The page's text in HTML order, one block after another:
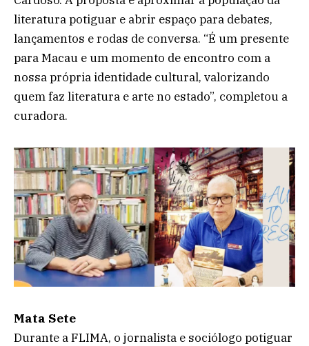
literatura potiguar e abrir espaço para debates,
lançamentos e rodas de conversa. “É um presente
para Macau e um momento de encontro com a
nossa própria identidade cultural, valorizando
quem faz literatura e arte no estado”, completou a
curadora.
Mata Sete
Durante a FLIMA, o jornalista e sociólogo potiguar